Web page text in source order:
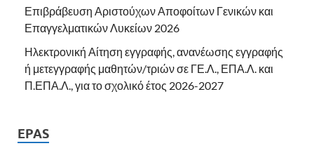
Επιβράβευση Αριστούχων Αποφοίτων Γενικών και
Επαγγελματικών Λυκείων 2026
Ηλεκτρονική Αίτηση εγγραφής, ανανέωσης εγγραφής
ή μετεγγραφής μαθητών/τριών σε ΓΕ.Λ., ΕΠΑ.Λ. και
Π.ΕΠΑ.Λ., για το σχολικό έτος 2026-2027
EPAS